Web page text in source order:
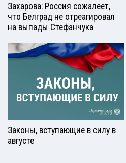
Захарова: Россия сожалеет,
что Белград не отреагировал
на выпады Стефанчука
Законы, вступающие в силу в
августе